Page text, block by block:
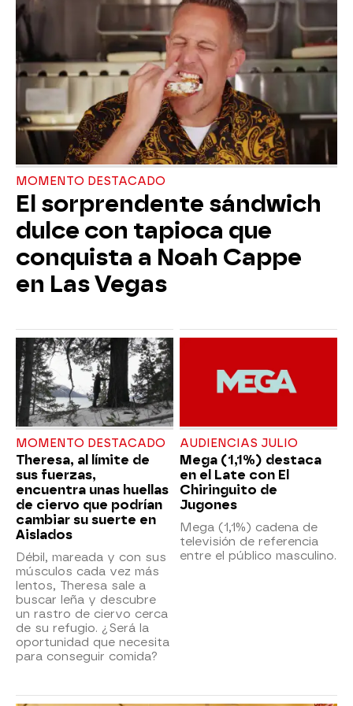
MOMENTO DESTACADO
El sorprendente sándwich
dulce con tapioca que
conquista a Noah Cappe
en Las Vegas
MOMENTO DESTACADO
Theresa, al límite de
sus fuerzas,
encuentra unas huellas
de ciervo que podrían
cambiar su suerte en
Aislados
Débil, mareada y con sus
músculos cada vez más
lentos, Theresa sale a
buscar leña y descubre
un rastro de ciervo cerca
de su refugio. ¿Será la
oportunidad que necesita
para conseguir comida?
AUDIENCIAS JULIO
Mega (1,1%) destaca
en el Late con El
Chiringuito de
Jugones
Mega (1,1%) cadena de
televisión de referencia
entre el público masculino.